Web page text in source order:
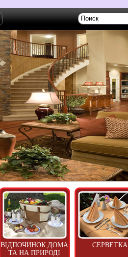
ВІДПОЧИНОК ДОМА
ТА НА ПРИРОДІ
СЕРВЕТКА